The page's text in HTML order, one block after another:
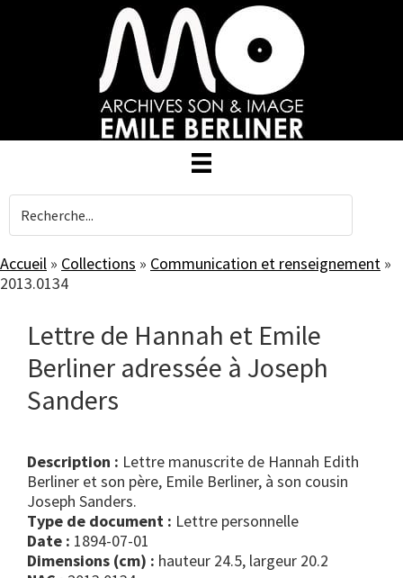
Accueil » Collections » Communication et renseignement »
2013.0134
Lettre de Hannah et Emile
Berliner adressée à Joseph
Sanders
Description : Lettre manuscrite de Hannah Edith
Berliner et son père, Emile Berliner, à son cousin
Joseph Sanders.
Type de document :
lettre personnelle
Date : 1894-07-01
Dimensions (cm) : hauteur 24.5, largeur 20.2